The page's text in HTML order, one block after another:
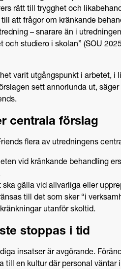
rätt till trygghet och
att frågor om kränkande
– snarare än i
och studiero i skolan” (SOU
varit utgångspunkt i arbetet, i
sett annorlunda ut, säger
centrala förslag
flera av utredningens
vid kränkande behandling
gälla vid allvarliga eller
till det som sker “i
utanför skoltid.
stoppas i tid
insatser är avgörande.
till en kultur där personal väntar